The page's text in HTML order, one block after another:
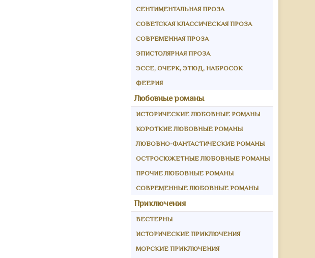
СЕНТИМЕНТАЛЬНАЯ ПРОЗА
СОВЕТСКАЯ КЛАССИЧЕСКАЯ ПРОЗА
СОВРЕМЕННАЯ ПРОЗА
ЭПИСТОЛЯРНАЯ ПРОЗА
ЭССЕ, ОЧЕРК, ЭТЮД, НАБРОСОК
ФЕЕРИЯ
Любовные романы
ИСТОРИЧЕСКИЕ ЛЮБОВНЫЕ РОМАНЫ
КОРОТКИЕ ЛЮБОВНЫЕ РОМАНЫ
ЛЮБОВНО-ФАНТАСТИЧЕСКИЕ РОМАНЫ
ОСТРОСЮЖЕТНЫЕ ЛЮБОВНЫЕ РОМАНЫ
ПРОЧИЕ ЛЮБОВНЫЕ РОМАНЫ
СОВРЕМЕННЫЕ ЛЮБОВНЫЕ РОМАНЫ
Приключения
ВЕСТЕРНЫ
ИСТОРИЧЕСКИЕ ПРИКЛЮЧЕНИЯ
МОРСКИЕ ПРИКЛЮЧЕНИЯ